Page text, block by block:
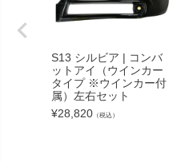
S13 シルビア | コンバ
ットアイ（ウインカー
タイプ ※ウインカー付
属）左右セット
¥28,820 （税込）